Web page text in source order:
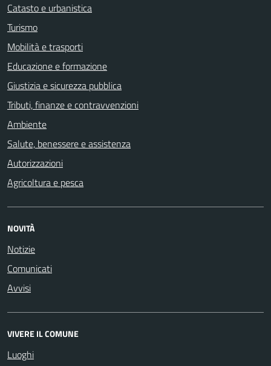
Catasto e urbanistica
Turismo
Mobilità e trasporti
Educazione e formazione
Giustizia e sicurezza pubblica
Tributi, finanze e contravvenzioni
Ambiente
Salute, benessere e assistenza
Autorizzazioni
Agricoltura e pesca
NOVITÀ
Notizie
Comunicati
Avvisi
VIVERE IL COMUNE
Luoghi